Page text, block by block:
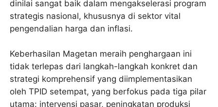
dinilai sangat baik dalam mengakselerasi program
strategis nasional, khususnya di sektor vital
pengendalian harga dan inflasi.
Keberhasilan Magetan meraih penghargaan ini
tidak terlepas dari langkah-langkah konkret dan
strategi komprehensif yang diimplementasikan
oleh TPID setempat, yang berfokus pada tiga pilar
utama: intervensi pasar, peningkatan produksi